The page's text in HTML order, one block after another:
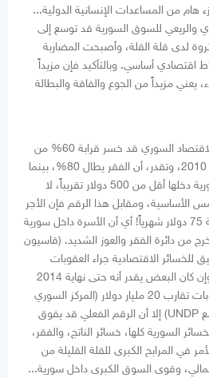
هام من المساعدات الإنسانية الدولية...
والريعي للسوق السورية قد توسع إلى
لدى قلة القلة، وأصبحت المضاربة
اقتصادي أساسي. وبالتأكيد فإن مزيداً
يعني مزيداً من الجوع والفاقة والبطالة
التقديرات الدولية تقول: إن الاقتصاد السوري قد خسر قرابة 60% من
الناتج الذي كان ينتجه في عام 2010، وتقدر، أن الفقر يطال 80%، بينما
في الحقيقة فإن كل أسرة سورية دخلها أقل من 500 دولار تقريباً، لا
الأساسية، ومقابل هذا الرقم فإن الأجر
الوسطي السوري لا يزال قرابة 75 دولار شهرياً! أي أن الأسرة داخل سورية
لتخرج من دائرة الفقر والعوز الشديد. (قاسيون
للخسائر الاقتصادية جراء العقوبات
الاقتصادية الغربية والعربية، وإن كان البعض يقدر أنه حتى نهاية 2014
كانت الخسائر المرتبطة بالعقوبات تقارب 20 مليار دولار (المركز السوري
لبحوث السياسيات بالتعاون مع UNDP) إلا أن الرقم الفعلي قد يفوق
السورية كلها، خسائر الناتج، والفقر،
في المرابح الكبرى للقلة القليلة من
وقوى السوق الكبرى داخل سورية...